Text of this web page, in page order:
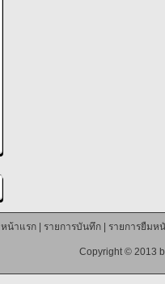
หน้าแรก| รายการบันทึก| รายการยืมห
Copyright © 2013